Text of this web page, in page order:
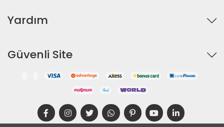
Yardım
Güvenli Site